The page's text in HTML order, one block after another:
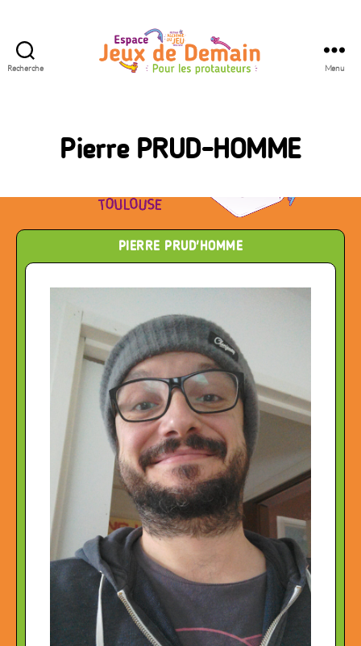
Recherche
Demain
Menu
Pierre PRUD-HOMME
PIERRE PRUD'HOMME